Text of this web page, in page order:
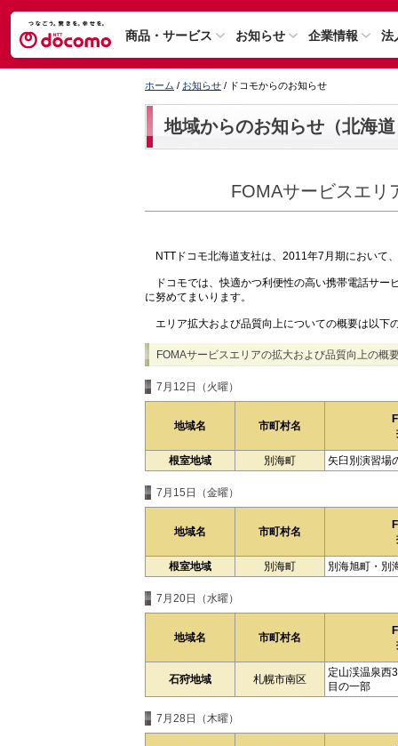
商品・サービス お知らせ 企業情報 法
ホーム / お知らせ / ドコモからのお知らせ
地域からのお知らせ（北海
FOMAサービスエリ
NTTドコモ北海道支社は、2011年7月期において
ドコモでは、快適かつ利便性の高い携帯電話サー
に努めてまいります。
エリア拡大および品質向上についての概要は以下
FOMAサービスエリアの拡大および品質向上の概
7月12日（火曜）
地域名 市町村名
根室地域 別海町 矢臼別演習場
7月15日（金曜）
地域名 市町村名
根室地域 別海町 別海旭町・別
7月20日（水曜）
地域名 市町村名
石狩地域 札幌市南区
定山渓温泉西
目の一部
7月28日（木曜）